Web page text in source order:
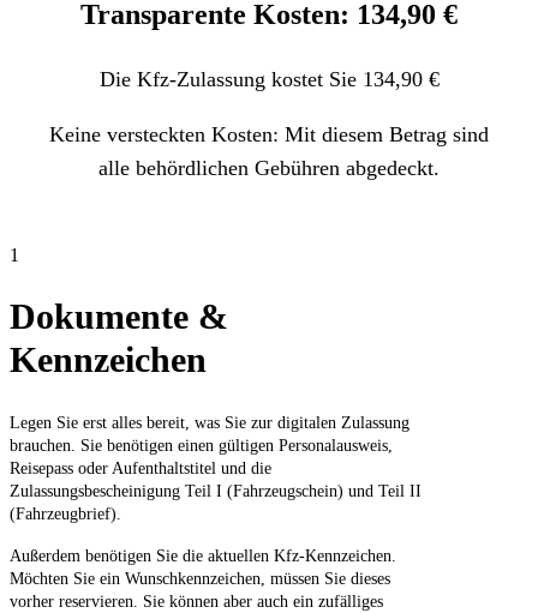
Transparente Kosten: 134,90 €
Die Kfz-Zulassung kostet Sie 134,90 €
Keine versteckten Kosten: Mit diesem Betrag sind
alle behördlichen Gebühren abgedeckt.
1
Dokumente &
Kennzeichen
Legen Sie erst alles bereit, was Sie zur digitalen Zulassung
brauchen. Sie benötigen einen gültigen Personalausweis,
Reisepass oder Aufenthaltstitel und die
Zulassungsbescheinigung Teil I (Fahrzeugschein) und Teil II
(Fahrzeugbrief).
Außerdem benötigen Sie die aktuellen Kfz-Kennzeichen.
Möchten Sie ein Wunschkennzeichen, müssen Sie dieses
vorher reservieren. Sie können aber auch ein zufälliges